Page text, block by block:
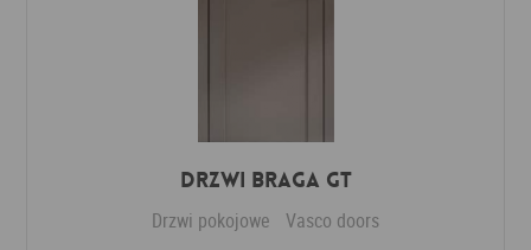
Drzwi Braga GT
Drzwi pokojowe Vasco doors